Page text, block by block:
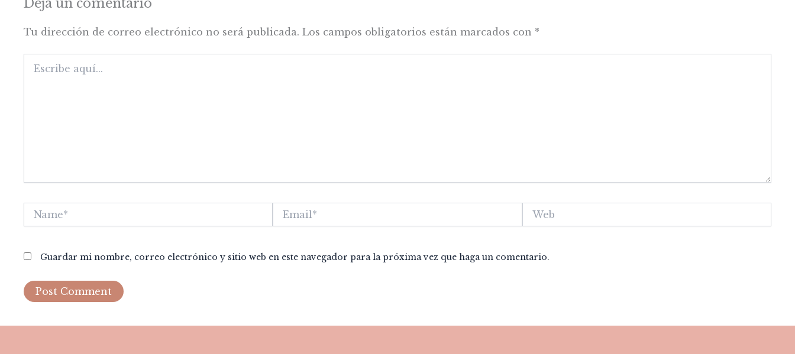
Deja un comentario
Tu dirección de correo electrónico no será publicada. Los campos obligatorios están marcados con *
aquí...
Guardar mi nombre, correo electrónico y sitio web en este navegador para la próxima vez que haga un comentario.